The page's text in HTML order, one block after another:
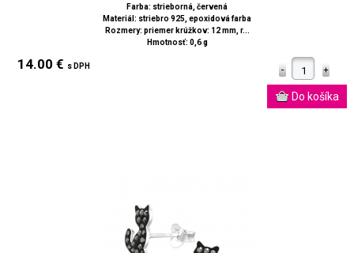
Farba: strieborná, červená
Materiál: striebro 925, epoxidová farba
Rozmery: priemer krúžkov: 12 mm, r...
Hmotnosť: 0,6 g
14.00 € s DPH